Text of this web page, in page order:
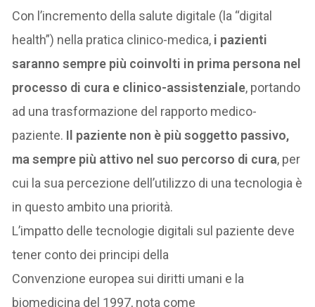
Con l’incremento della salute digitale (la “digital
health”) nella pratica clinico-medica, i pazienti
saranno sempre più coinvolti in prima persona nel
processo di cura e clinico-assistenziale, portando
ad una trasformazione del rapporto medico-
paziente. Il paziente non è più soggetto passivo,
ma sempre più attivo nel suo percorso di cura, per
cui la sua percezione dell’utilizzo di una tecnologia è
in questo ambito una priorità.
L’impatto delle tecnologie digitali sul paziente deve
tener conto dei principi della
Convenzione europea sui diritti umani e la
biomedicina del 1997, nota come